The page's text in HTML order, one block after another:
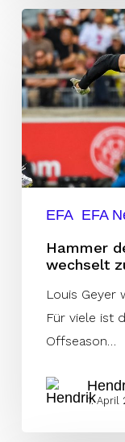
Hammer
der
Offseason:
Geyer
wechselt
den
Ravens
EFA EFA
Hammer
wechselt
Louis Geyer
Für viele ist
Offseason…
1. April